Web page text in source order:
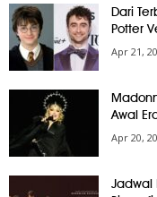
Dari
Potter
Apr 21,
Awal
Apr 20,
Jadwal